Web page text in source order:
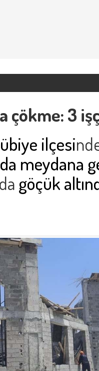
çökme: 3
ilçesi
meydana
göçük